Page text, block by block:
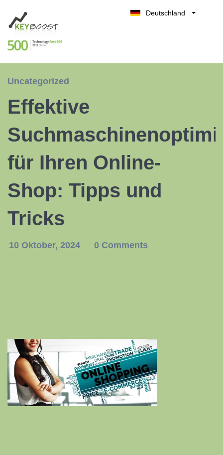
Deutschland
Uncategorized
Effektive
für Ihren Online-
Shop: Tipps und
Tricks
10 Oktober, 2024 0 Comments